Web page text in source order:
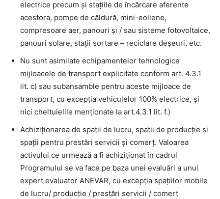
electrice precum și stațiile de încărcare aferente
acestora, pompe de căldură, mini-eoliene,
compresoare aer, panouri și / sau sisteme fotovoltaice,
panouri solare, stații sortare – reciclare deșeuri, etc.
Nu sunt asimilate echipamentelor tehnologice
mijloacele de transport explicitate conform art. 4.3.1
lit. c) sau subansamble pentru aceste mijloace de
transport, cu excepția vehiculelor 100% electrice, și
nici cheltuielile menționate la art.4.3.1 lit. f.)
Achiziționarea de spații de lucru, spații de producție și
spații pentru prestări servicii și comerț. Valoarea
activului ce urmează a fi achiziționat în cadrul
Programului se va face pe baza unei evaluări a unui
expert evaluator ANEVAR, cu excepția spațiilor mobile
de lucru/ producție / prestări servicii / comerț